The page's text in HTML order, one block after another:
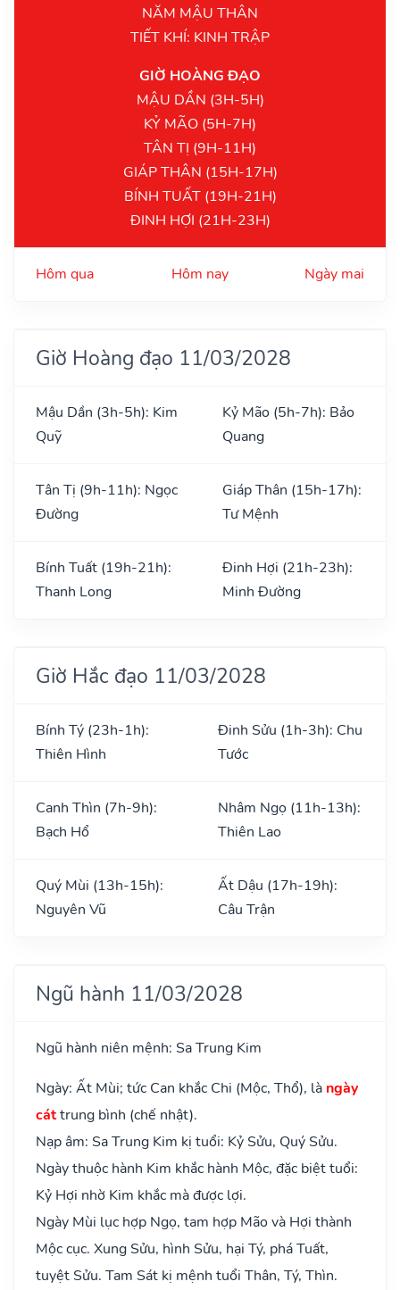
NĂM MẬU THÂN
TIẾT KHÍ: KINH TRẬP
GIỜ HOÀNG ĐẠO
MẬU DẦN (3H-5H)
KỶ MÃO (5H-7H)
TÂN TỊ (9H-11H)
GIÁP THÂN (15H-17H)
BÍNH TUẤT (19H-21H)
ĐINH HỢI (21H-23H)
Hôm qua Hôm nay Ngày mai
Giờ Hoàng đạo 11/03/2028
Mậu Dần (3h-5h): Kim
Quỹ
Kỷ Mão (5h-7h): Bảo
Quang
Tân Tị (9h-11h): Ngọc
Đường
Giáp Thân (15h-17h):
Tư Mệnh
Bính Tuất (19h-21h):
Thanh Long
Đinh Hợi (21h-23h):
Minh Đường
Giờ Hắc đạo 11/03/2028
Bính Tý (23h-1h):
Thiên Hình
Đinh Sửu (1h-3h): Chu
Tước
Canh Thìn (7h-9h):
Bạch Hổ
Nhâm Ngọ (11h-13h):
Thiên Lao
Quý Mùi (13h-15h):
Nguyên Vũ
Ất Dậu (17h-19h):
Câu Trận
Ngũ hành 11/03/2028
Ngũ hành niên mệnh: Sa Trung Kim
Ngày: Ất Mùi; tức Can khắc Chi (Mộc, Thổ), là ngày
cáttrung bình (chế nhật).
Nạp âm: Sa Trung Kim kị tuổi: Kỷ Sửu, Quý Sửu.
Ngày thuộc hành Kim khắc hành Mộc, đặc biệt tuổi:
Kỷ Hợi nhờ Kim khắc mà được lợi.
Ngày Mùi lục hợp Ngọ, tam hợp Mão và Hợi thành
Mộc cục. Xung Sửu, hình Sửu, hại Tý, phá Tuất,
tuyệt Sửu. Tam Sát kị mệnh tuổi Thân, Tý, Thìn.